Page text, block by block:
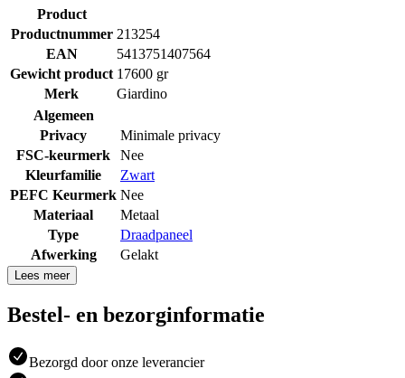
Product
Productnummer 213254
EAN
5413751407564
Gewicht product 17600 gr
Merk
Giardino
Algemeen
Privacy
Minimale privacy
FSC-keurmerk
Nee
Kleurfamilie
Zwart
PEFC Keurmerk Nee
Materiaal
Metaal
Type
Draadpaneel
Afwerking
Gelakt
Lees meer
Bestel- en bezorginformatie
Bezorgd door onze leverancier